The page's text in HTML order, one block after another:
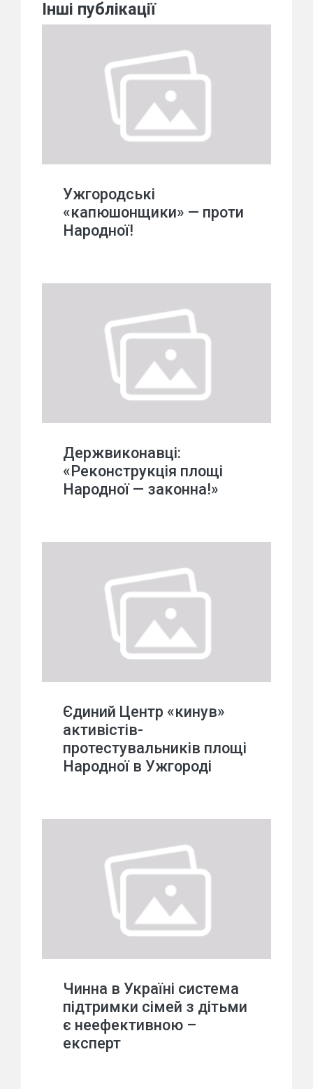
Інші публікації
Ужгородські
«капюшонщики» — проти
Народної!
Держвиконавці:
«Реконструкція площі
Народної — законна!»
Єдиний Центр «кинув»
активістів-
протестувальників площі
Народної в Ужгороді
Чинна в Україні система
підтримки сімей з дітьми
є неефективною –
експерт